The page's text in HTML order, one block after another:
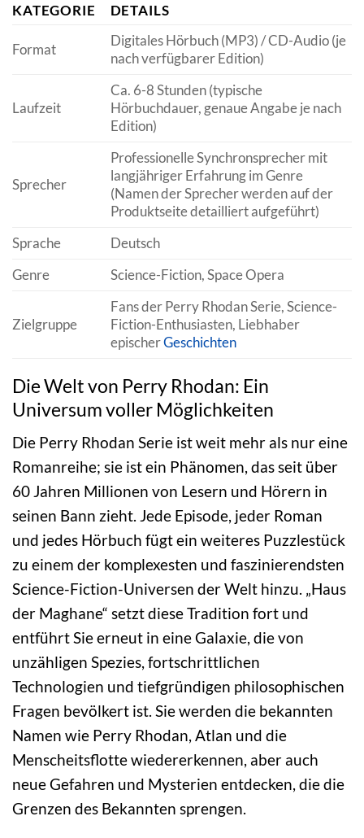
KATEGORIE DETAILS
Format
Digitales Hörbuch (MP3) / CD-Audio (je
nach verfügbarer Edition)
Laufzeit
Ca. 6-8 Stunden (typische
Hörbuchdauer, genaue Angabe je nach
Edition)
Sprecher
Professionelle Synchronsprecher mit
langjähriger Erfahrung im Genre
(Namen der Sprecher werden auf der
Produktseite detailliert aufgeführt)
Sprache
Deutsch
Genre
Science-Fiction, Space Opera
Zielgruppe
Fans der Perry Rhodan Serie, Science-
Fiction-Enthusiasten, Liebhaber
epischerGeschichten
Die Welt von Perry Rhodan: Ein
Universum voller Möglichkeiten
Die Perry Rhodan Serie ist weit mehr als nur eine
Romanreihe; sie ist ein Phänomen, das seit über
60 Jahren Millionen von Lesern und Hörern in
seinen Bann zieht. Jede Episode, jeder Roman
und jedes Hörbuch fügt ein weiteres Puzzlestück
zu einem der komplexesten und faszinierendsten
Science-Fiction-Universen der Welt hinzu. „Haus
der Maghane“ setzt diese Tradition fort und
entführt Sie erneut in eine Galaxie, die von
unzähligen Spezies, fortschrittlichen
Technologien und tiefgründigen philosophischen
Fragen bevölkert ist. Sie werden die bekannten
Namen wie Perry Rhodan, Atlan und die
Menscheitsflotte wiedererkennen, aber auch
neue Gefahren und Mysterien entdecken, die die
Grenzen des Bekannten sprengen.